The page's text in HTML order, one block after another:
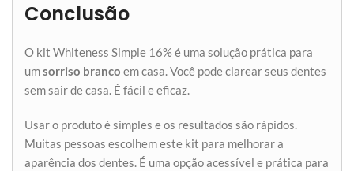
Conclusão
O kit Whiteness Simple 16% é uma solução prática para
umsorriso branco em casa. Você pode clarear seus dentes
sem sair de casa. É fácil e eficaz.
Usar o produto é simples e os resultados são rápidos.
Muitas pessoas escolhem este kit para melhorar a
aparência dos dentes. É uma opção acessível e prática para